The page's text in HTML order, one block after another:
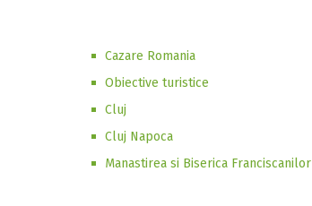
Cazare Romania
Obiective turistice
Cluj
Cluj Napoca
Manastirea si Biserica Franciscanilor